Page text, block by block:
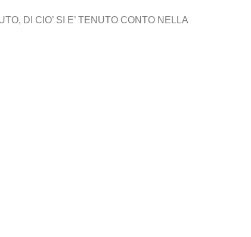
DI CIO’ SI E’ TENUTO CONTO NELLA